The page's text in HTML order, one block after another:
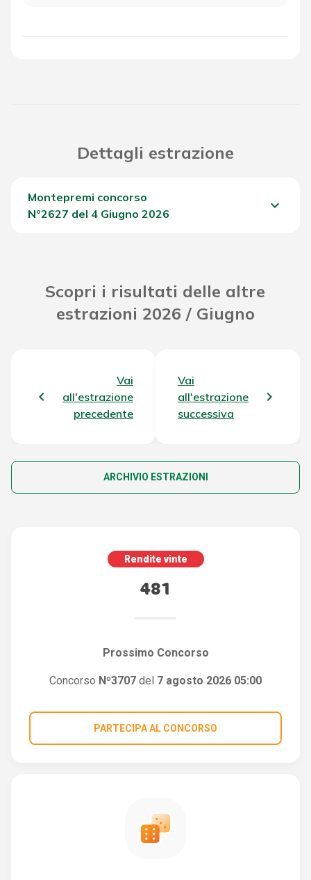
Dettagli estrazione
Montepremi concorso
Nº2627 del 4 Giugno 2026
keyboard_arrow_down
Scopri i risultati delle altre
estrazioni 2026 / Giugno
Vai
all'estrazione
precedente
Vai
all'estrazione
successiva
ARCHIVIO ESTRAZIONI
Rendite vinte
481
Prossimo Concorso
Concorso Nº3707 del 7 agosto 2026 05:00
PARTECIPA AL CONCORSO